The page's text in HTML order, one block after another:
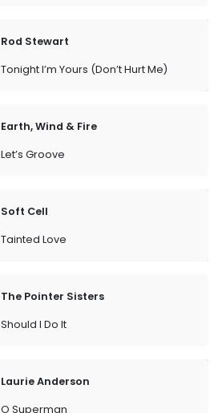
Rod Stewart
Tonight I’m Yours (Don’t Hurt Me)
Earth, Wind & Fire
Let’s Groove
Soft Cell
Tainted Love
The Pointer Sisters
Should I Do It
Laurie Anderson
O Superman